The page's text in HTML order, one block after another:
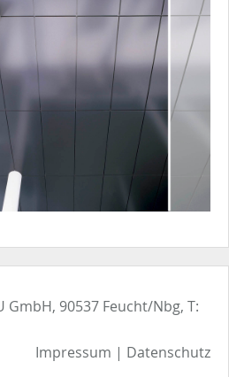
GmbH, 90537 Feucht/Nbg, T:
Impressum | Datenschutz